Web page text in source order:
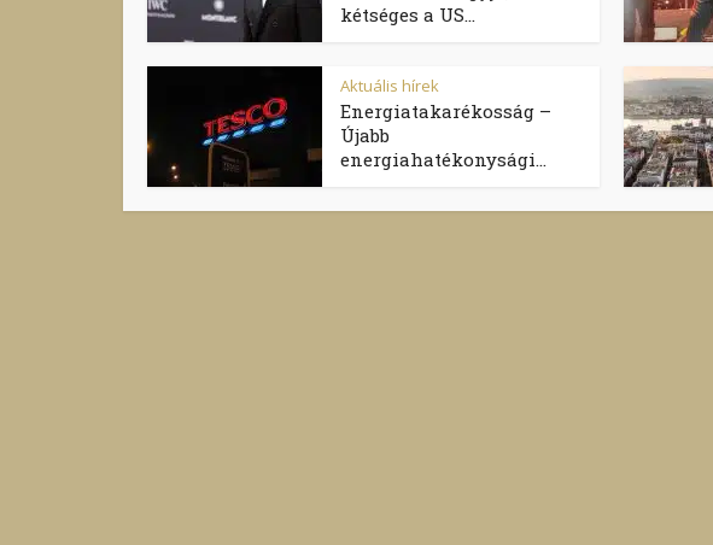
kétséges a US...
Aktuális hírek
Energiatakarékosság –
Újabb
energiahatékonysági...